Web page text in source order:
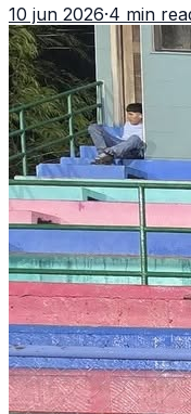
delegación nacional,
10 jun 2026·4 min